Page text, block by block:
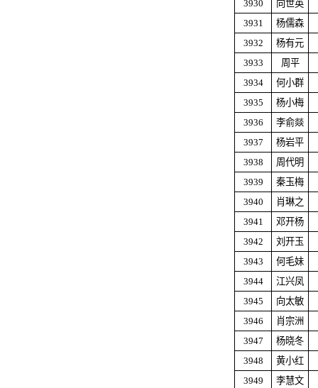
3930
向世英
3931
杨儒森
3932
杨有元
3933
周平
3934
何小群
3935
杨小梅
3936
李俞燚
3937
杨岩平
3938
周代明
3939
秦玉梅
3940
肖琳之
3941
邓开杨
3942
刘开玉
3943
何毛妹
3944
江兴凤
3945
向太敏
3946
肖宗洲
3947
杨晓冬
3948
黄小红
3949
李慧文